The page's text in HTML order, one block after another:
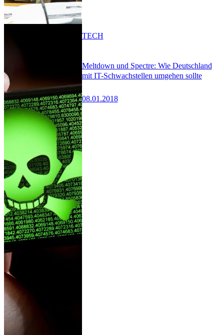
Meltdown und Spectre: Wie Deutschland
mit IT-Schwachstellen umgehen sollte
08.01.2018
TECH